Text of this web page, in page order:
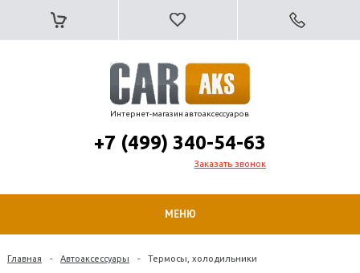
Интернет-магазин автоаксессуаров
+7 (499) 340-54-63
Заказать звонок
МЕНЮ
Главная - Автоаксессуары - Термосы, холодильники